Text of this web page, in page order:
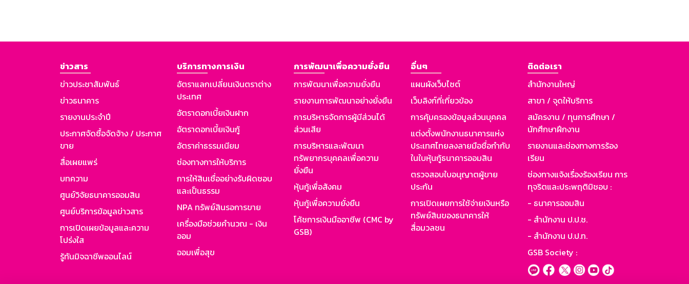
ข่าวสาร
ข่าวประชาสัมพันธ์
ข่าวธนาคาร
รายงานประจำปี
ประกาศจัดซื้อจัดจ้าง / ประกาศ
ขาย
สื่อเผยแพร่
บทความ
ศูนย์วิจัยธนาคารออมสิน
ศูนย์บริการข้อมูลข่าวสาร
การเปิดเผยข้อมูลและความ
โปร่งใส
รู้ทันมิจฉาชีพออนไลน์
บริการทางการเงิน
อัตราแลกเปลี่ยนเงินตราต่าง
ประเทศ
อัตราดอกเบี้ยเงินฝาก
อัตราดอกเบี้ยเงินกู้
อัตราค่าธรรมเนียม
ช่องทางการให้บริการ
การให้สินเชื่ออย่างรับผิดชอบ
และเป็นธรรม
NPA ทรัพย์สินรอการขาย
เครื่องมือช่วยคำนวณ - เงิน
ออม
ออมเพื่อสุข
การพัฒนาเพื่อความยั่งยืน
การพัฒนาเพื่อความยั่งยืน
รายงานการพัฒนาอย่างยั่งยืน
การบริหารจัดการผู้มีส่วนได้
ส่วนเสีย
การบริหารและพัฒนา
ทรัพยากรบุคคลเพื่อความ
ยั่งยืน
หุ้นกู้เพื่อสังคม
หุ้นกู้เพื่อความยั่งยืน
โค้ชการเงินมืออาชีพ (CMC by
GSB)
อื่นๆ
แผนผังเว็บไซต์
เว็บลิงก์ที่เกี่ยวข้อง
การคุ้มครองข้อมูลส่วนบุคคล
แต่งตั้งพนักงานธนาคารแห่ง
ประเทศไทยลงลายมือชื่อกำกับ
ในใบหุ้นกู้ธนาคารออมสิน
ตรวจสอบใบอนุญาตผู้ขาย
ประกัน
การเปิดเผยการใช้จ่ายเงินหรือ
ทรัพย์สินของธนาคารให้
สื่อมวลชน
ติดต่อเรา
สำนักงานใหญ่
สาขา / จุดให้บริการ
สมัครงาน / ทุนการศึกษา /
นักศึกษาฝึกงาน
รายงานและช่องทางการร้อง
เรียน
ช่องทางแจ้งเรื่องร้องเรียน การ
ทุจริตและประพฤติมิชอบ :
- ธนาคารออมสิน
- สำนักงาน ป.ป.ช.
- สำนักงาน ป.ป.ท.
GSB Society :